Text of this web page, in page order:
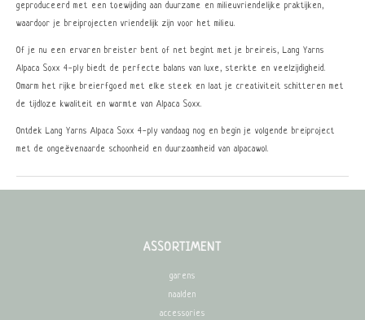
geproduceerd met een toewijding aan duurzame en milieuvriendelijke praktijken,
waardoor je breiprojecten vriendelijk zijn voor het milieu.
Of je nu een ervaren breister bent of net begint met je breireis, Lang Yarns
Alpaca Soxx 4-ply biedt de perfecte balans van luxe, sterkte en veelzijdigheid.
Omarm het rijke breierfgoed met elke steek en laat je creativiteit schitteren met
de tijdloze kwaliteit en warmte van Alpaca Soxx.
Ontdek Lang Yarns Alpaca Soxx 4-ply vandaag nog en begin je volgende breiproject
met de ongeëvenaarde schoonheid en duurzaamheid van alpacawol.
ASSORTIMENT
garens
naalden
accessories